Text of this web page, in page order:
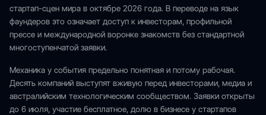
стартап-сцен мира в октябре 2026 года. В переводе на язык
фаундеров это означает доступ к инвесторам, профильной
прессе и международной воронке знакомств без стандартной
многоступенчатой заявки.
Механика у события предельно понятная и потому рабочая.
Десять компаний выступят вживую перед инвесторами, медиа и
австралийским технологическим сообществом. Заявки открыты
до 6 июля, участие бесплатное, долю в бизнесе у стартапов